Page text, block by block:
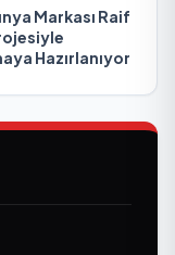
Markası Raif
Hazırlanıyor